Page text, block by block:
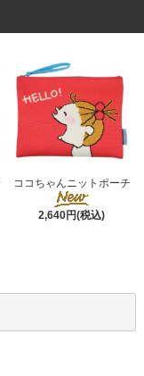
ココちゃんニットポーチ
2,640円(税込)